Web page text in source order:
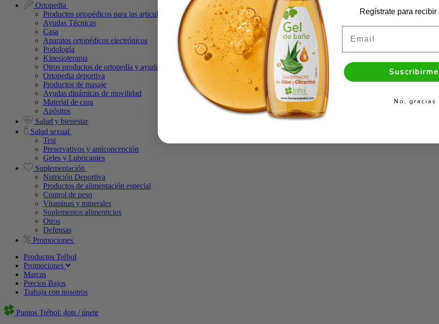
Ortopedia
Productos ortopédicos para las articulaciones
Ayudas Técnicas
Casa
Aparatos ortopédicos electrónicos
Podología
Kinesioterapia
Otros productos de ortopedia y ayudas técnicas
Ortopedia deportiva
Productos de masaje
Ayudas dinámicas de movilidad
Material de cura
Apósitos
Salud y bienestar
Salud sexual
Test
Preservativos y anticoncepción
Geles y Lubricantes
Suplementación
Nutrición Deportiva
Productos de alimentación especial
Control de peso
Vitaminas y minerales
Suplementos alimenticios
Otros
Defensas
Promociones
Productos Trébol
Promociones
Marcas
Precios Bajos
Trabaja con nosotros
Puntos Trébol: 4pts / únete
Regístrate para
No, gracias